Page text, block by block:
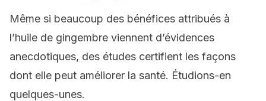
Même si beaucoup des bénéfices attribués à
l’huile de gingembre viennent d’évidences
anecdotiques, des études certifient les façons
dont elle peut améliorer la santé. Étudions-en
quelques-unes.